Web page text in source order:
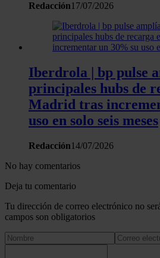
Redacción17/07/2026
Iberdrola | bp pulse
principales hubs de
Madrid tras
uso en solo seis meses
Redacción14/07/2026
No hay comentarios
Deja tu comentario
Tu dirección de correo electrónico no
campos son obligatorios